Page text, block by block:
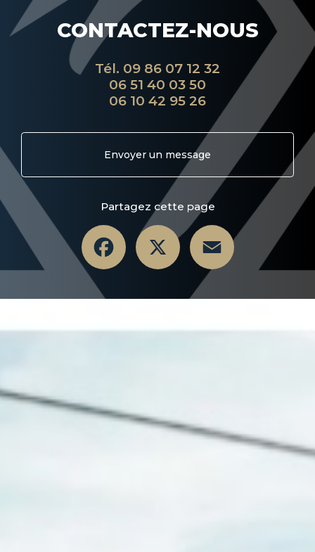
CONTACTEZ-NOUS
Tél. 09 86 07 12 32
06 51 40 03 50
06 10 42 95 26
Envoyer un message
Partagez cette page
Facebook X Email